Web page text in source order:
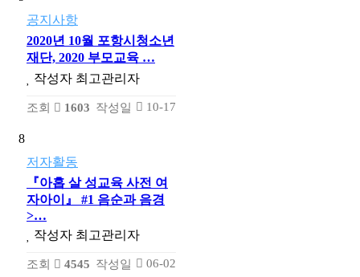
공지사항
2020년 10월 포항시청소년
재단, 2020 부모교육 …
작성자 최고관리자
조회 1603 작성일 10-17
8
저자활동
『아홉 살 성교육 사전 여
자아이』 #1 음순과 음경
>…
작성자 최고관리자
조회 4545 작성일 06-02